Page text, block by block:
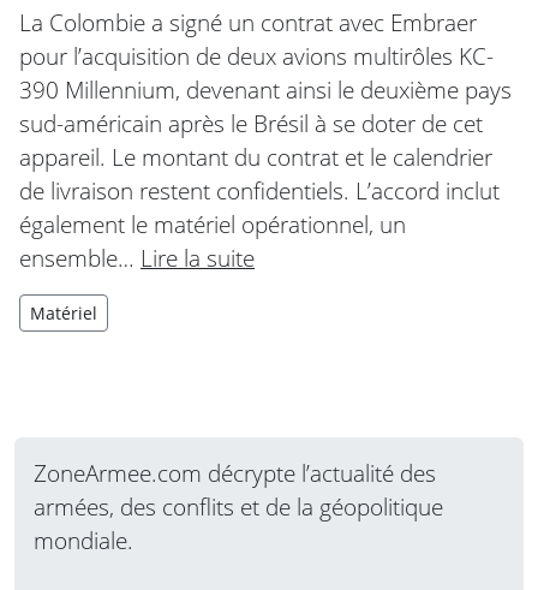
La Colombie a signé un contrat avec Embraer
pour l’acquisition de deux avions multirôles KC-
390 Millennium, devenant ainsi le deuxième pays
sud-américain après le Brésil à se doter de cet
appareil. Le montant du contrat et le calendrier
de livraison restent confidentiels. L’accord inclut
également le matériel opérationnel, un
ensemble… Lire la suite
Matériel
ZoneArmee.com décrypte l’actualité des
armées, des conflits et de la géopolitique
mondiale.